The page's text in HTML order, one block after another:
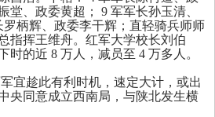
堂、政委黄超； 9 军军长孙玉清、
罗柄辉、政委李干辉；直轻骑兵师师
指挥王维舟。红军大学校长刘伯
时的近 8 万人，减员至 4 万多人。
宜趁此有利时机，速定大计，或出
央同意成立西南局，与陕北发生横